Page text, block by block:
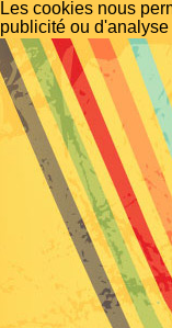
Les cookies nous
publicité ou